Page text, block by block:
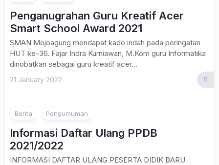
Penganugrahan Guru Kreatif Acer
Smart School Award 2021
SMAN Mojoagung mendapat kado indah pada peringatan
HUT ke-36. Fajar Indra Kurniawan, M.Kom guru Informatika
dinobatkan sebagai guru kreatif acer...
21 January 2022
Berita Pengumuman
Informasi Daftar Ulang PPDB
2021/2022
INFORMASI DAFTAR ULANG PESERTA DIDIK BARU